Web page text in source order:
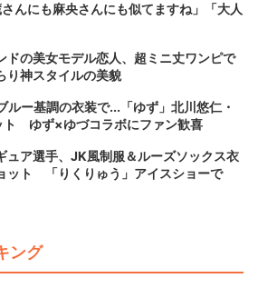
んにも麻央さんにも似てますね」「大人
ドの美女モデル恋人、超ミニ丈ワンピで
神スタイルの美貌
ルー基調の衣装で...「ゆず」北川悠仁・
ト ゆず×ゆづコラボにファン歓喜
ュア選手、JK風制服＆ルーズソックス衣
ット 「りくりゅう」アイスショーで
ング